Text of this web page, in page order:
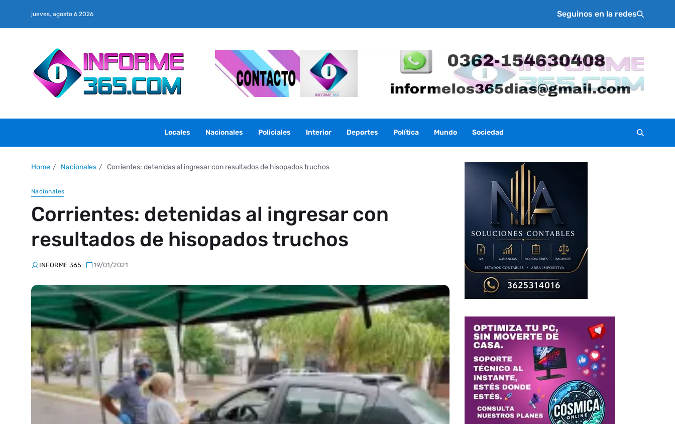
jueves, agosto 6 2026 Seguinos en la redes
Locales Nacionales Policiales Interior Deportes Política Mundo Sociedad
Home Nacionales Corrientes: detenidas al ingresar con resultados de hisopados truchos
Nacionales
Corrientes: detenidas al ingresar con
resultados de hisopados truchos
INFORME 365 19/01/2021